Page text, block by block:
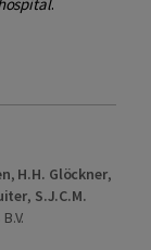
, H.H. Glöckner,
, S.J.C.M.